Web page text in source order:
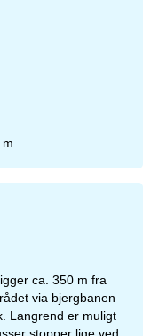
ca. 350 m fra
via bjergbanen
Langrend er muligt